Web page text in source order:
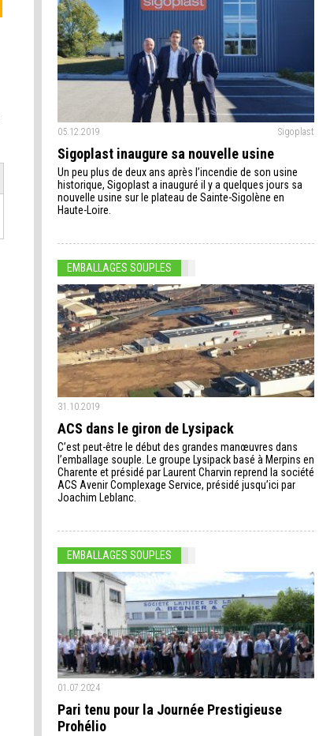
05.12.2019 Sigoplast
Sigoplast inaugure sa nouvelle usine
Un peu plus de deux ans après l’incendie de son usine
historique, Sigoplast a inauguré il y a quelques jours sa
nouvelle usine sur le plateau de Sainte-Sigolène en
Haute-Loire.
EMBALLAGES SOUPLES
31.10.2019
ACS dans le giron de Lysipack
C’est peut-être le début des grandes manœuvres dans
l’emballage souple. Le groupe Lysipack basé à Merpins en
Charente et présidé par Laurent Charvin reprend la société
ACS Avenir Complexage Service, présidé jusqu’ici par
Joachim Leblanc.
EMBALLAGES SOUPLES
01.07.2024
Pari tenu pour la Journée Prestigieuse
Prohélio